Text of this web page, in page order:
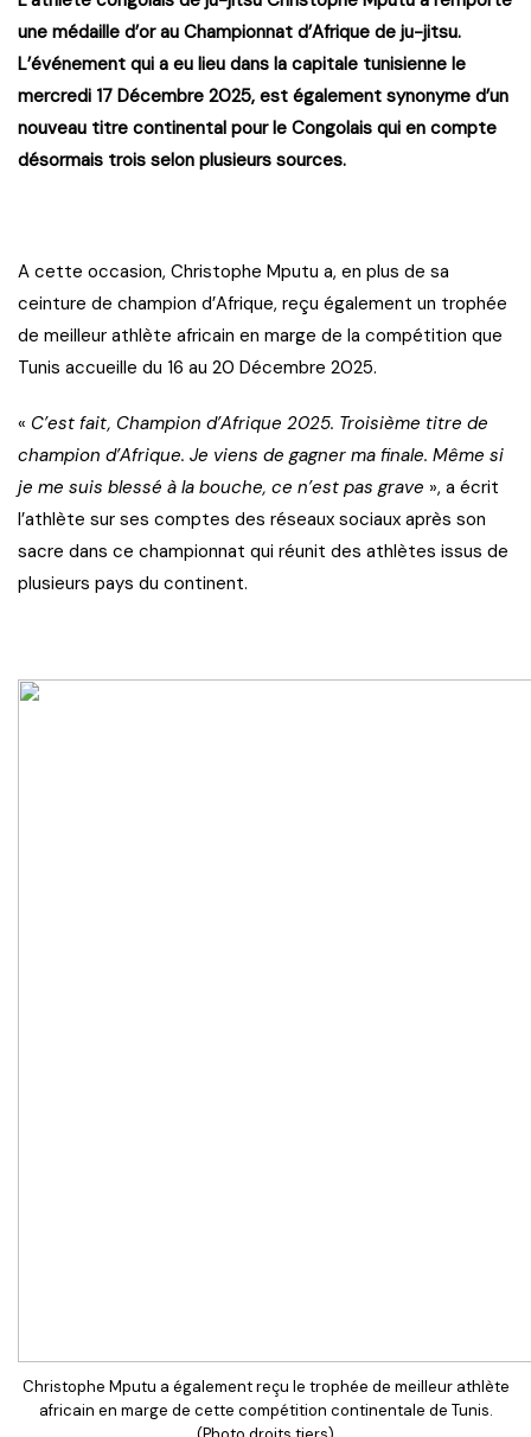
une médaille d’or au Championnat d’Afrique de ju-jitsu.
L’événement qui a eu lieu dans la capitale tunisienne le
mercredi 17 Décembre 2025, est également synonyme d’un
nouveau titre continental pour le Congolais qui en compte
désormais trois selon plusieurs sources.
A cette occasion, Christophe Mputu a, en plus de sa
ceinture de champion d’Afrique, reçu également un trophée
de meilleur athlète africain en marge de la compétition que
Tunis accueille du 16 au 20 Décembre 2025.
« C’est fait, Champion d’Afrique 2025. Troisième titre de
champion d’Afrique. Je viens de gagner ma finale. Même si
je me suis blessé à la bouche, ce n’est pas grave », a écrit
l’athlète sur ses comptes des réseaux sociaux après son
sacre dans ce championnat qui réunit des athlètes issus de
plusieurs pays du continent.
Christophe Mputu a également reçu le trophée de meilleur athlète
africain en marge de cette compétition continentale de Tunis.